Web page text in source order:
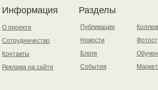
Информация
О проекте
Сотрудничество
Контакты
Реклама на сайте
Разделы
Публикации
Новости
Блоги
События
Маркет